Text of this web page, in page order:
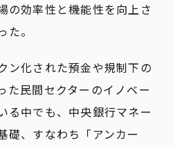
の効率性と機能性を向上さ
。
ン化された預金や規制下の
た民間セクターのイノベー
る中でも、中央銀行マネー
礎、すなわち「アンカー